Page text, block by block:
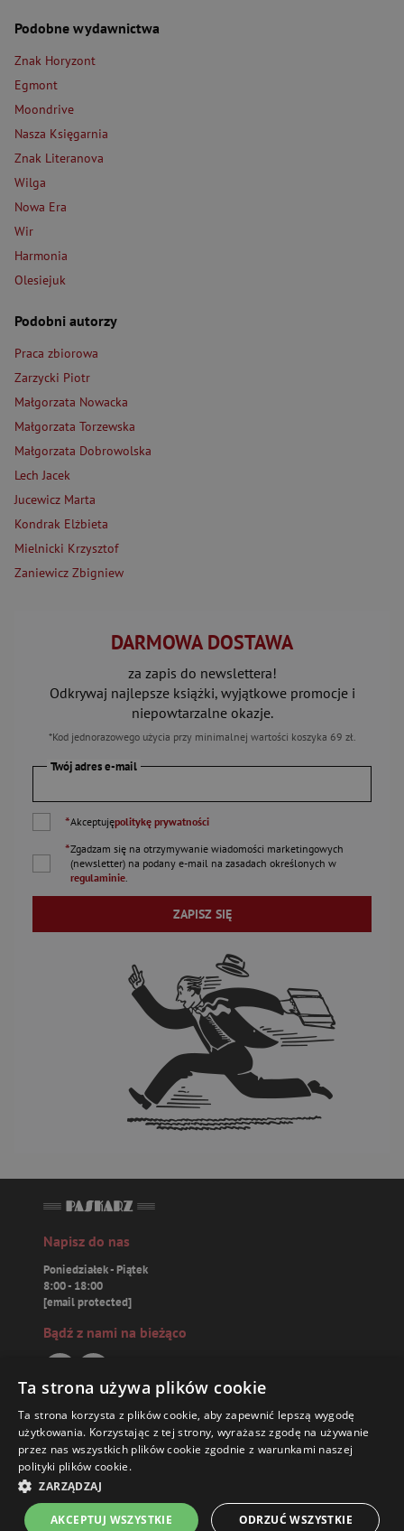
Podobne wydawnictwa
Znak Horyzont
Egmont
Moondrive
Nasza Księgarnia
Znak Literanova
Wilga
Nowa Era
Wir
Harmonia
Olesiejuk
Podobni autorzy
Praca zbiorowa
Zarzycki Piotr
Małgorzata Nowacka
Małgorzata Torzewska
Małgorzata Dobrowolska
Lech Jacek
Jucewicz Marta
Kondrak Elżbieta
Mielnicki Krzysztof
Zaniewicz Zbigniew
DARMOWA DOSTAWA
za zapis do newslettera!
Odkrywaj najlepsze książki, wyjątkowe promocje i
niepowtarzalne okazje.
*Kod jednorazowego użycia przy minimalnej wartości koszyka 69 zł.
Twój adres e-mail
*Akceptujępolitykę prywatności
*Zgadzam się na otrzymywanie wiadomości marketingowych
(newsletter) na podany e-mail na zasadach określonych w
regulaminie.
ZAPISZ SIĘ
Napisz do nas
Poniedziałek - Piątek
8:00 - 18:00
[email protected]
Bądź z nami na bieżąco
Paskarz.pl
Zamówienia
Książki
Ta strona używa plików cookie
Ta strona korzysta z plików cookie, aby zapewnić lepszą wygodę
użytkowania. Korzystając z tej strony, wyrażasz zgodę na używanie
przez nas wszystkich plików cookie zgodnie z warunkami naszej
polityki plików cookie.
ZARZĄDZAJ
AKCEPTUJ WSZYSTKIE ODRZUĆ WSZYSTKIE